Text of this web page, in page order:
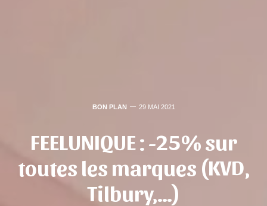
BON PLAN 29 MAI 2021
FEELUNIQUE : -25% sur
toutes les marques (KVD,
Tilbury,…)